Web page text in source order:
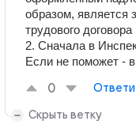
образом, является
трудового договора
2. Сначала в
Если не поможет -
0
Скрыть ветку